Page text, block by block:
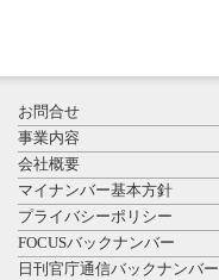
お問合せ
事業内容
会社概要
マイナンバー基本方針
プライバシーポリシー
FOCUSバックナンバー
日刊官庁通信バックナンバー